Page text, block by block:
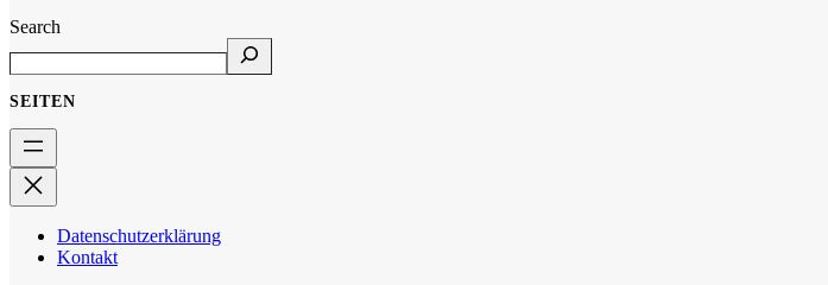
Search
SEITEN
Datenschutzerklärung
Kontakt